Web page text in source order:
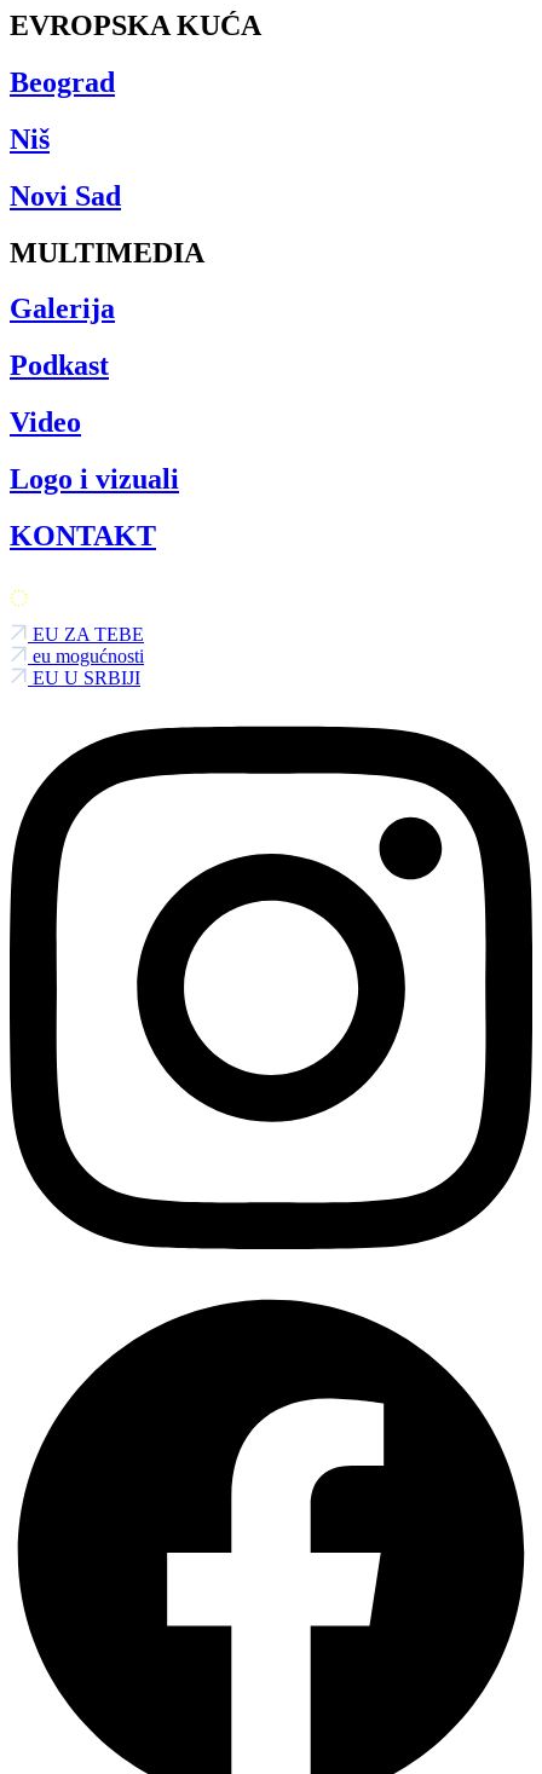
EVROPSKA KUĆA
Beograd
Niš
Novi Sad
MULTIMEDIA
Galerija
Podkast
Video
Logo i vizuali
KONTAKT
EU ZA TEBE
eu mogućnosti
EU U SRBIJI